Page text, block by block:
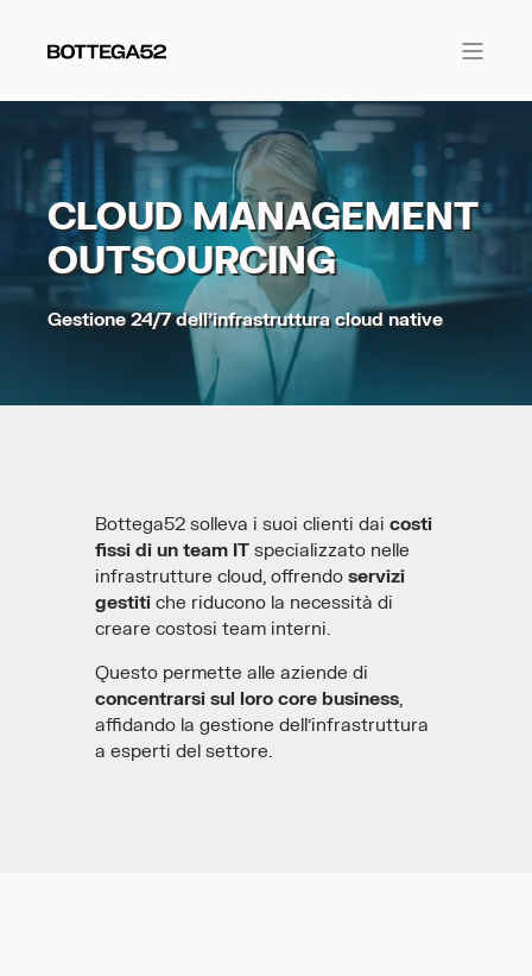
CLOUD MANAGEMENT
OUTSOURCING
Gestione 24/7 dell’infrastruttura cloud native
Bottega52 solleva i suoi clienti dai costi
fissi di un team IT specializzato nelle
infrastrutture cloud, offrendo servizi
gestiti che riducono la necessità di
creare costosi team interni.
Questo permette alle aziende di
concentrarsi sul loro core business,
affidando la gestione dell’infrastruttura
a esperti del settore.